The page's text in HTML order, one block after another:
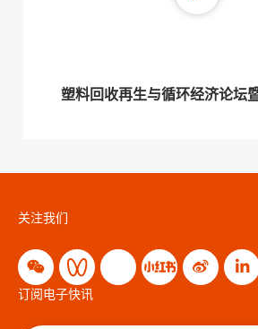
塑料回收再生与循环经济论坛
关注我们
订阅电子快讯